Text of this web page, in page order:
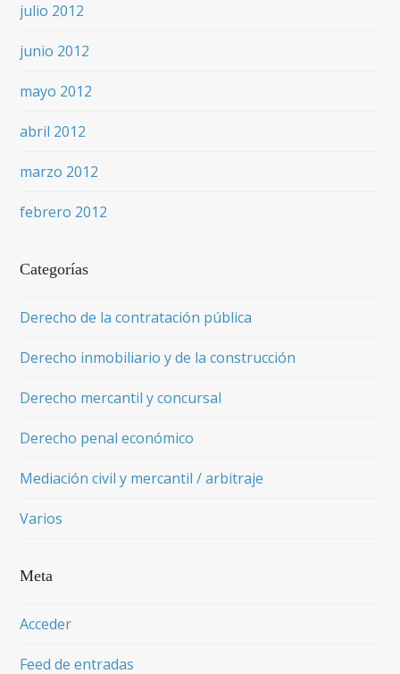
julio 2012
junio 2012
mayo 2012
abril 2012
marzo 2012
febrero 2012
Categorías
Derecho de la contratación pública
Derecho inmobiliario y de la construcción
Derecho mercantil y concursal
Derecho penal económico
Mediación civil y mercantil / arbitraje
Varios
Meta
Acceder
Feed de entradas